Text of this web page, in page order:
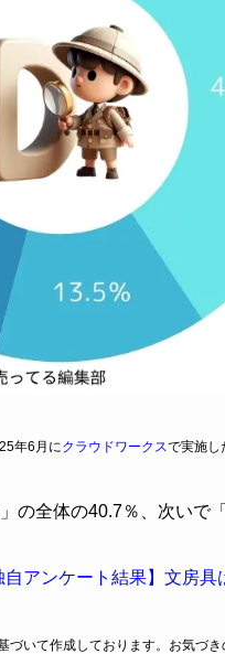
年6月にクラウドワークスで実施し
の全体の40.7％、次いで
自アンケート結果】文房具
づいて作成しております。お気づき